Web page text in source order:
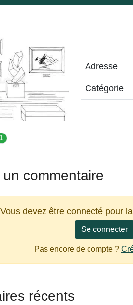
Adresse
Catégorie
commentaire
devez être connecté pour
Se connecter
Pas encore de compte ?
récents